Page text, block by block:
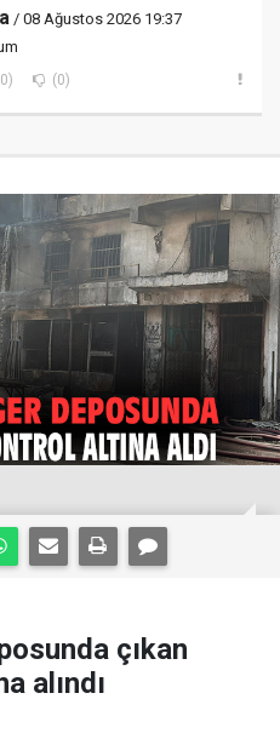
/ 08 Ağustos 2026 19:37
(0)
çıkan
alındı